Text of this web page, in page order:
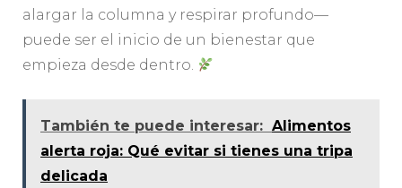
alargar la columna y respirar profundo—
puede ser el inicio de un bienestar que
empieza desde dentro.
También te puede interesar: Alimentos
alerta roja: Qué evitar si tienes una tripa
delicada